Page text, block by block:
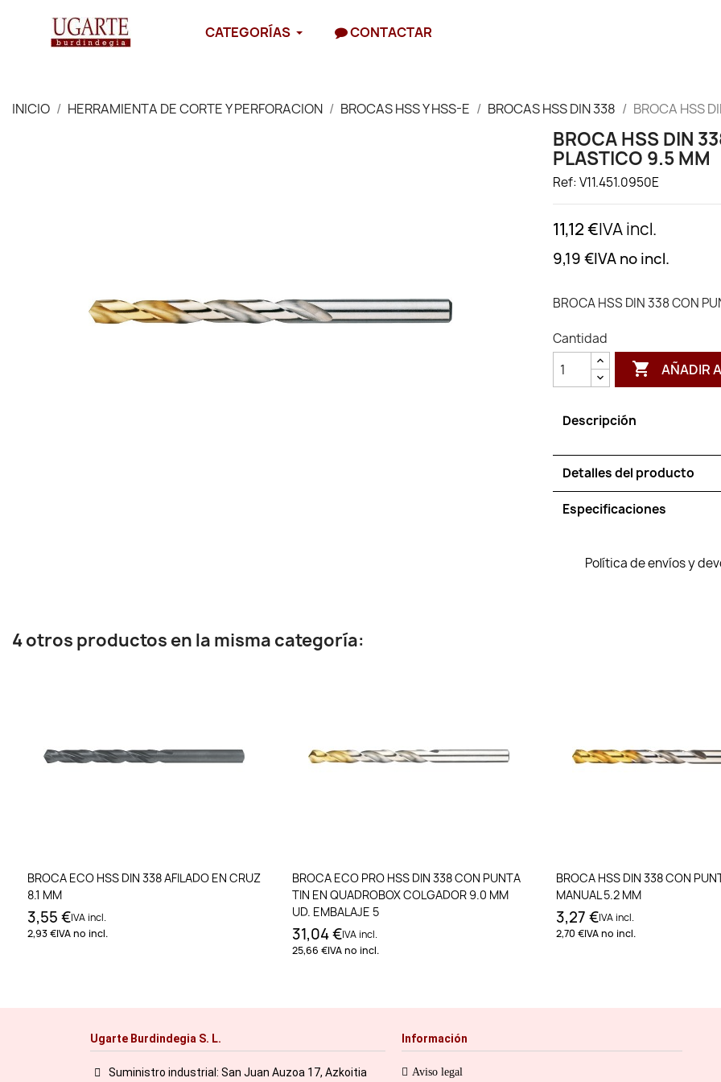
CATEGORÍAS CONTACTAR
INICIO HERRAMIENTA DE CORTE Y PERFORACION BROCAS HSS Y HSS-E BROCAS HSS DIN 338 BROCA HSS
BROCA HSS DIN
PLASTICO 9.5 MM
Ref: V11.451.0950E
11,12 €IVA incl.
9,19 €IVA no incl.
BROCA HSS DIN 338 CON
Cantidad
 AÑADIR
Descripción
Detalles del producto
Especificaciones
Política de envíos y
4 otros productos en la misma categoría:
Añadir al carrito
BROCA ECO HSS DIN 338 AFILADO EN CRUZ
8.1 MM
3,55 €IVA incl.
2,93 €IVA no incl.
Añadir al carrito
BROCA ECO PRO HSS DIN 338 CON PUNTA
TIN EN QUADROBOX COLGADOR 9.0 MM
UD. EMBALAJE 5
31,04 €IVA incl.
25,66 €IVA no incl.
Añadir al
BROCA HSS DIN 338 CON
MANUAL 5.2 MM
3,27 €IVA incl.
2,70 €IVA no incl.
Ugarte Burdindegia S. L.
Suministro industrial: San Juan Auzoa 17, Azkoitia
Información
Aviso legal